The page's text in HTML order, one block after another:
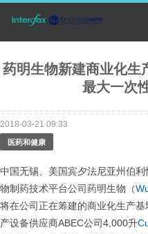
药明生物新建商业化生
最大一次
2018-03-21 09:33
医药和健康
中国无锡、美国宾夕法尼亚州伯
物制药技术平台公司药明生物（
将在公司正在筹建的商业化生产
产设备供应商ABEC公司4,000升